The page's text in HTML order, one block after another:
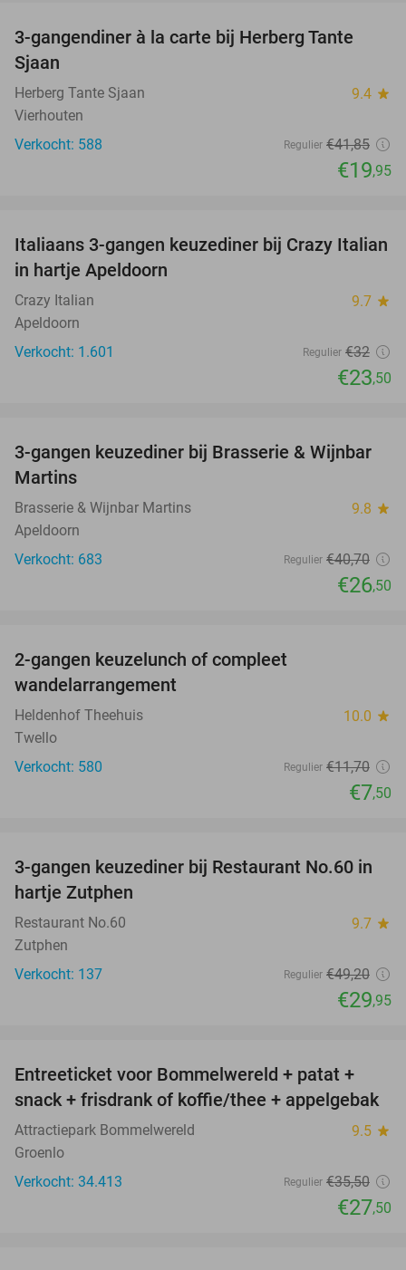
52%
3-gangendiner à la carte bij Herberg Tante
Sjaan
Herberg Tante Sjaan 9.4 star
Vierhouten
Verkocht: 588
Regulier €41,85
€19,95
27%
Italiaans 3-gangen keuzediner bij Crazy Italian
in hartje Apeldoorn
Crazy Italian 9.7 star
Apeldoorn
Verkocht: 1.601
Regulier €32
€23,50
35%
3-gangen keuzediner bij Brasserie & Wijnbar
Martins
Brasserie & Wijnbar Martins 9.8 star
Apeldoorn
Verkocht: 683
Regulier €40,70
€26,50
2-gangen keuzelunch of compleet
wandelarrangement
Heldenhof Theehuis 10.0 star
Twello
Verkocht: 580
Regulier €11,70
€7,50
39%
3-gangen keuzediner bij Restaurant No.60 in
hartje Zutphen
Restaurant No.60 9.7 star
Zutphen
Verkocht: 137
Regulier €49,20
€29,95
23%
Entreeticket voor Bommelwereld + patat +
snack + frisdrank of koffie/thee + appelgebak
Attractiepark Bommelwereld 9.5 star
Groenlo
Verkocht: 34.413
Regulier €35,50
€27,50